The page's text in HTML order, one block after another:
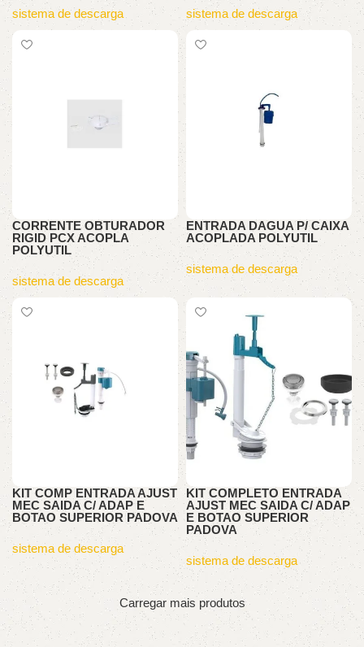
sistema de descarga sistema de descarga
CORRENTE OBTURADOR
RIGID PCX ACOPLA
POLYUTIL
sistema de descarga
ENTRADA DAGUA P/ CAIXA
ACOPLADA POLYUTIL
sistema de descarga
KIT COMP ENTRADA AJUST
MEC SAIDA C/ ADAP E
BOTAO SUPERIOR PADOVA
sistema de descarga
KIT COMPLETO ENTRADA
AJUST MEC SAIDA C/ ADAP
E BOTAO SUPERIOR
PADOVA
sistema de descarga
Carregar mais produtos